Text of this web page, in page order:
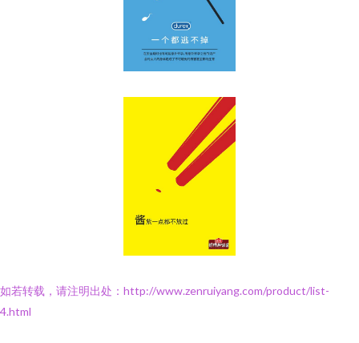
如若转载，请注明出处：http://www.zenruiyang.com/product/list-
4.html